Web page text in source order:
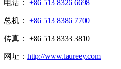
电话： +86 513 8326 6698
总机： +86 513 8386 7700
传真： +86 513 8333 3810
网址： http://www.laureey.com